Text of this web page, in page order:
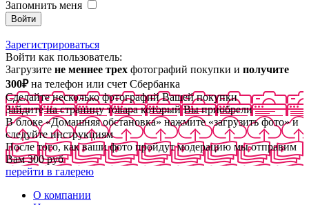
Запомнить меня
Зарегистрироваться
Войти как пользователь:
Загрузите не меннее трех фотографий покупки и получите
300₽на телефон или счет Сбербанка
Сделайте несколько фотографий Вашей покупки
Зайдите на страницу товара который Вы приобрели
В блоке «Домашняя обстановка» нажмите «загрузить фото» и
следуйте инструкциям
После того, как ваши фото пройдут модерацию мы отправим
Вам 300 руб
перейти в галерею
О компании